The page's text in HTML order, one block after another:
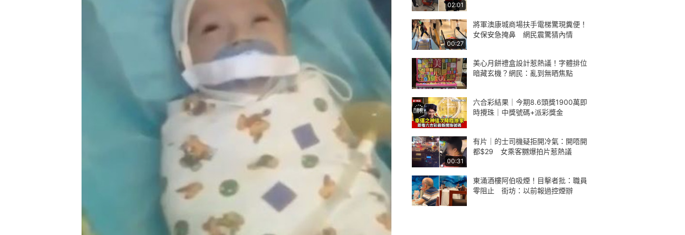
02:01
00:27
將軍澳康城商場扶手電梯驚現糞便！
女保安急掩鼻 網民震驚猜內情
美心月餅禮盒設計惹熱議！字體排位
暗藏玄機？網民：亂到無晒焦點
六合彩結果｜今期8.6頭獎1900萬即
時攪珠｜中獎號碼+派彩獎金
00:31
有片｜的士司機疑拒開冷氣：開唔開
都$29 女乘客嬲爆拍片惹熱議
東涌酒樓阿伯吸煙！目擊者批：職員
零阻止 街坊：以前報過控煙辦